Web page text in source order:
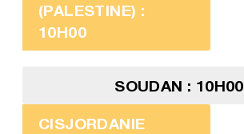
(PALESTINE) :
10H00
SOUDAN : 10H00
CISJORDANIE